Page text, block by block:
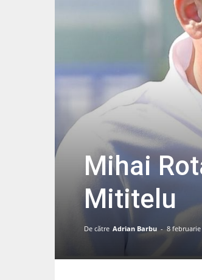
Mihai
Mititelu
De către Adrian Barbu - 8 februarie